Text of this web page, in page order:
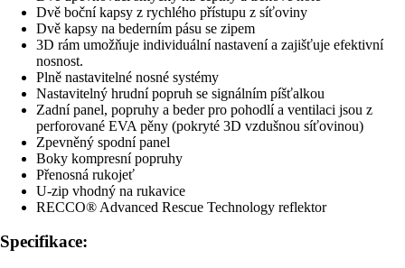
Dvě boční kapsy z rychlého přístupu z síťoviny
Dvě kapsy na bederním pásu se zipem
3D rám umožňuje individuální nastavení a zajišťuje efektivní
nosnost.
Plně nastavitelné nosné systémy
Nastavitelný hrudní popruh se signálním píšťalkou
Zadní panel, popruhy a beder pro pohodlí a ventilaci jsou z
perforované EVA pěny (pokryté 3D vzdušnou síťovinou)
Zpevněný spodní panel
Boky kompresní popruhy
Přenosná rukojeť
U-zip vhodný na rukavice
RECCO® Advanced Rescue Technology reflektor
Specifikace: